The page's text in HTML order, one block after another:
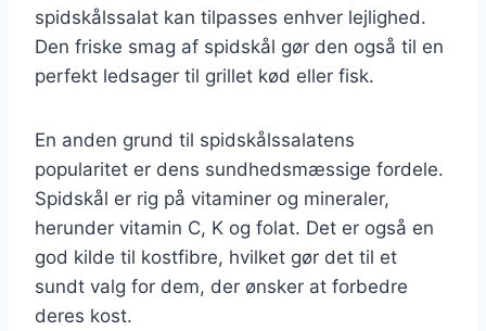
spidskålssalat kan tilpasses enhver lejlighed.
Den friske smag af spidskål gør den også til en
perfekt ledsager til grillet kød eller fisk.
En anden grund til spidskålssalatens
popularitet er dens sundhedsmæssige fordele.
Spidskål er rig på vitaminer og mineraler,
herunder vitamin C, K og folat. Det er også en
god kilde til kostfibre, hvilket gør det til et
sundt valg for dem, der ønsker at forbedre
deres kost.